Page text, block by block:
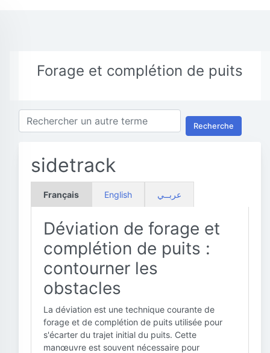
Forage et complétion de puits
Recherche
sidetrack
Français English عربــي
Déviation de forage et
complétion de puits :
contourner les
obstacles
La déviation est une technique courante de
forage et de complétion de puits utilisée pour
s'écarter du trajet initial du puits. Cette
manœuvre est souvent nécessaire pour